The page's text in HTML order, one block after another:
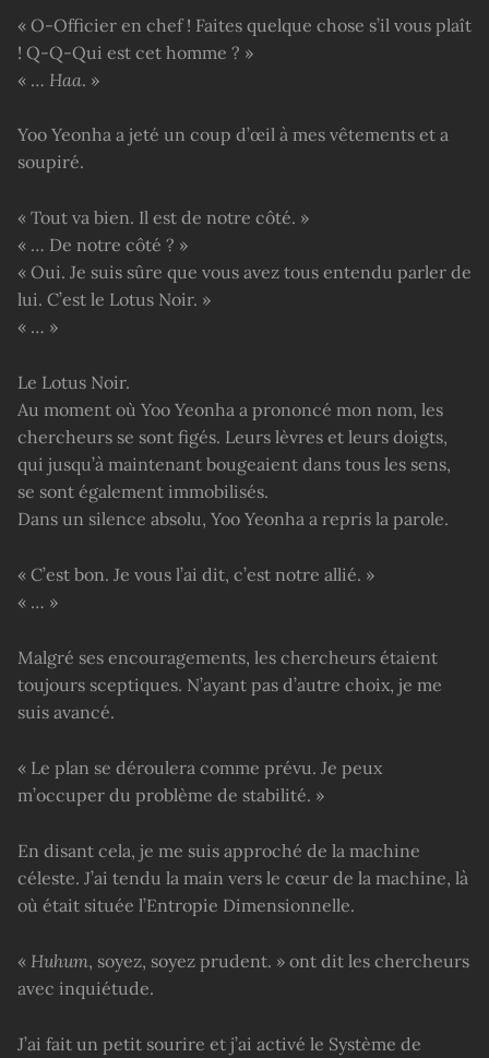
« O-Officier en chef ! Faites quelque chose s’il vous plaît
! Q-Q-Qui est cet homme ? »
« … Haa. »
Yoo Yeonha a jeté un coup d’œil à mes vêtements et a
soupiré.
« Tout va bien. Il est de notre côté. »
« … De notre côté ? »
« Oui. Je suis sûre que vous avez tous entendu parler de
lui. C’est le Lotus Noir. »
« … »
Le Lotus Noir.
Au moment où Yoo Yeonha a prononcé mon nom, les
chercheurs se sont figés. Leurs lèvres et leurs doigts,
qui jusqu’à maintenant bougeaient dans tous les sens,
se sont également immobilisés.
Dans un silence absolu, Yoo Yeonha a repris la parole.
« C’est bon. Je vous l’ai dit, c’est notre allié. »
« … »
Malgré ses encouragements, les chercheurs étaient
toujours sceptiques. N’ayant pas d’autre choix, je me
suis avancé.
« Le plan se déroulera comme prévu. Je peux
m’occuper du problème de stabilité. »
En disant cela, je me suis approché de la machine
céleste. J’ai tendu la main vers le cœur de la machine, là
où était située l’Entropie Dimensionnelle.
« Huhum, soyez, soyez prudent. » ont dit les chercheurs
avec inquiétude.
J’ai fait un petit sourire et j’ai activé le Système de